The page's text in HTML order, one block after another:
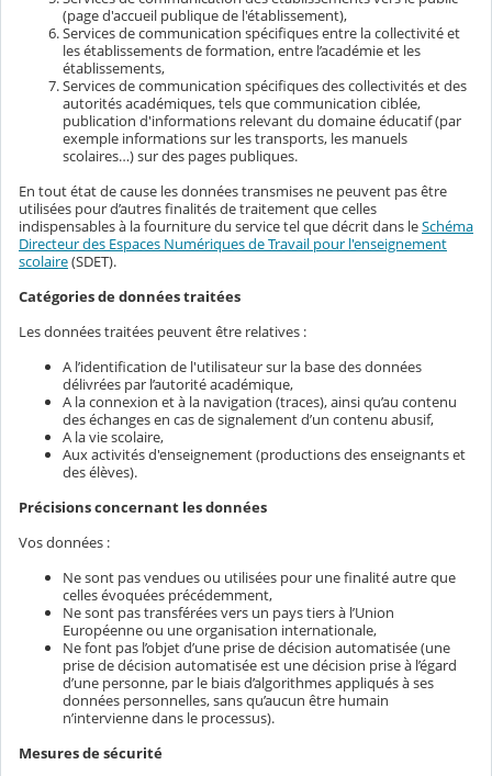
(page d'accueil publique de l'établissement),
Services de communication spécifiques entre la collectivité et
les établissements de formation, entre l’académie et les
établissements,
Services de communication spécifiques des collectivités et des
autorités académiques, tels que communication ciblée,
publication d'informations relevant du domaine éducatif (par
exemple informations sur les transports, les manuels
scolaires…) sur des pages publiques.
En tout état de cause les données transmises ne peuvent pas être
utilisées pour d’autres finalités de traitement que celles
indispensables à la fourniture du service tel que décrit dans leSchéma
Directeur des Espaces Numériques de Travail pour l'enseignement
scolaire(SDET).
Catégories de données traitées
Les données traitées peuvent être relatives :
A l’identification de l'utilisateur sur la base des données
délivrées par l’autorité académique,
A la connexion et à la navigation (traces), ainsi qu’au contenu
des échanges en cas de signalement d’un contenu abusif,
A la vie scolaire,
Aux activités d'enseignement (productions des enseignants et
des élèves).
Précisions concernant les données
Vos données :
Ne sont pas vendues ou utilisées pour une finalité autre que
celles évoquées précédemment,
Ne sont pas transférées vers un pays tiers à l’Union
Européenne ou une organisation internationale,
Ne font pas l’objet d’une prise de décision automatisée (une
prise de décision automatisée est une décision prise à l’égard
d’une personne, par le biais d’algorithmes appliqués à ses
données personnelles, sans qu’aucun être humain
n’intervienne dans le processus).
Mesures de sécurité